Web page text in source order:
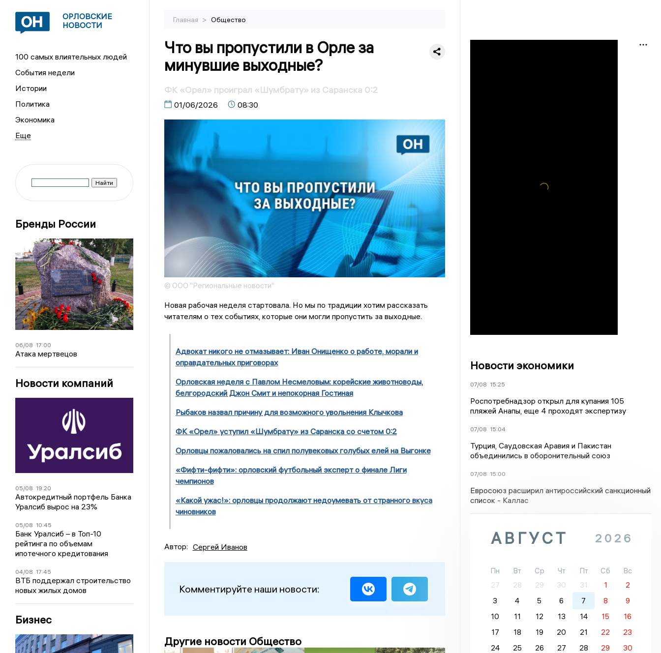
ОРЛОВСКИЕ
НОВОСТИ
100 самых влиятельных людей
События недели
Истории
Политика
Экономика
Бренды России
06/08 17:00
Атака мертвецов
Новости компаний
05/08 19:20
Автокредитный портфель Банка
Уралсиб вырос на 23%
05/08 10:45
Банк Уралсиб – в Топ-10
рейтинга по объемам
ипотечного кредитования
04/08 17:45
ВТБ поддержал строительство
новых жилых домов
Бизнес
Главная > Общество
Что вы пропустили в Орле за
минувшие выходные?
ФК «Орел» проиграл «Шумбрату» из Саранска 0:2
01/06/2026 08:30
© ООО "Региональные новости"
Новая рабочая неделя стартовала. Но мы по традиции хотим рассказать
читателям о тех событиях, которые они могли пропустить за выходные.
Адвокат никого не отмазывает: Иван Онищенко о работе, морали и
оправдательных приговорах
Орловская неделя с Павлом Несмеловым: корейские животноводы,
белгородский Джон Смит и непокорная Гостиная
Рыбаков назвал причину для возможного увольнения Клычкова
ФК «Орел» уступил «Шумбрату» из Саранска со счетом 0:2
Орловцы пожаловались на спил полувековых голубых елей на Выгонке
«Фифти-фифти»: орловский футбольный эксперт о финале Лиги
чемпионов
«Какой ужас!»: орловцы продолжают недоумевать от странного вкуса
чиновников
Автор: Сергей Иванов
Комментируйте наши новости:
Другие новости Общество
Новости экономики
07/08 15:25
Роспотребнадзор открыл для купания 105
пляжей Анапы, еще 4 проходят экспертизу
07/08 15:04
Турция, Саудовская Аравия и Пакистан
объединились в оборонительный союз
07/08 15:00
Евросоюз расширил антироссийский санкционный
список - Каллас
АВГУСТ 2026
Пн Вт Ср Чт Пт Сб
Вс
27
28 29 30 31 1
2
3
4 5 6 7 8
9
10
11 12 13 14 15
16
17
18 19 20 21 22
23
24
25 26 27 28 29
30